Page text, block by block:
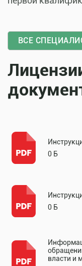
ВСЕ
0 Б
0 Б
власти и